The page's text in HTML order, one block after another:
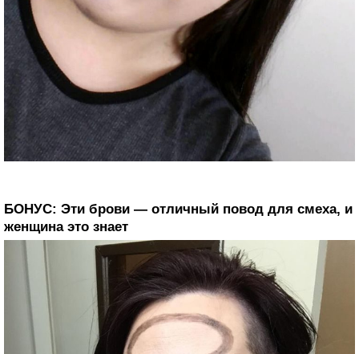
БОНУС: Эти брови — отличный повод для смеха, и
женщина это знает